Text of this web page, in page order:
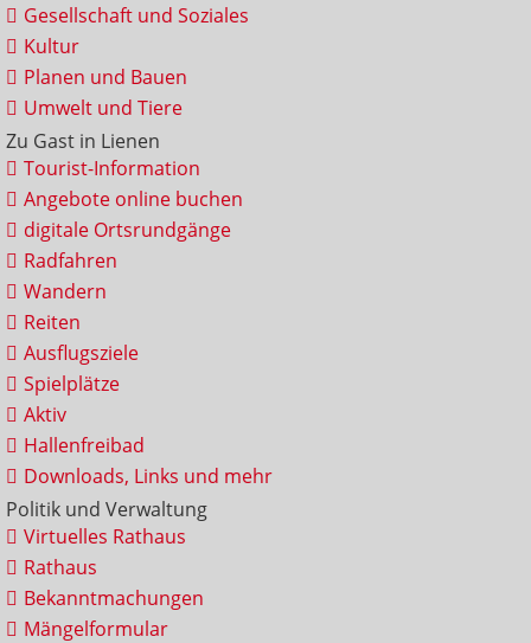
Gesellschaft und Soziales
Kultur
Planen und Bauen
Umwelt und Tiere
Zu Gast in Lienen
Tourist-Information
Angebote online buchen
digitale Ortsrundgänge
Radfahren
Wandern
Reiten
Ausflugsziele
Spielplätze
Aktiv
Hallenfreibad
Downloads, Links und mehr
Politik und Verwaltung
Virtuelles Rathaus
Rathaus
Bekanntmachungen
Mängelformular